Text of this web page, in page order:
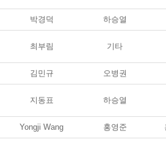
박경덕 하승열
최부림 기타
김민규 오병권
지동표 하승열
Yongji Wang 홍영준